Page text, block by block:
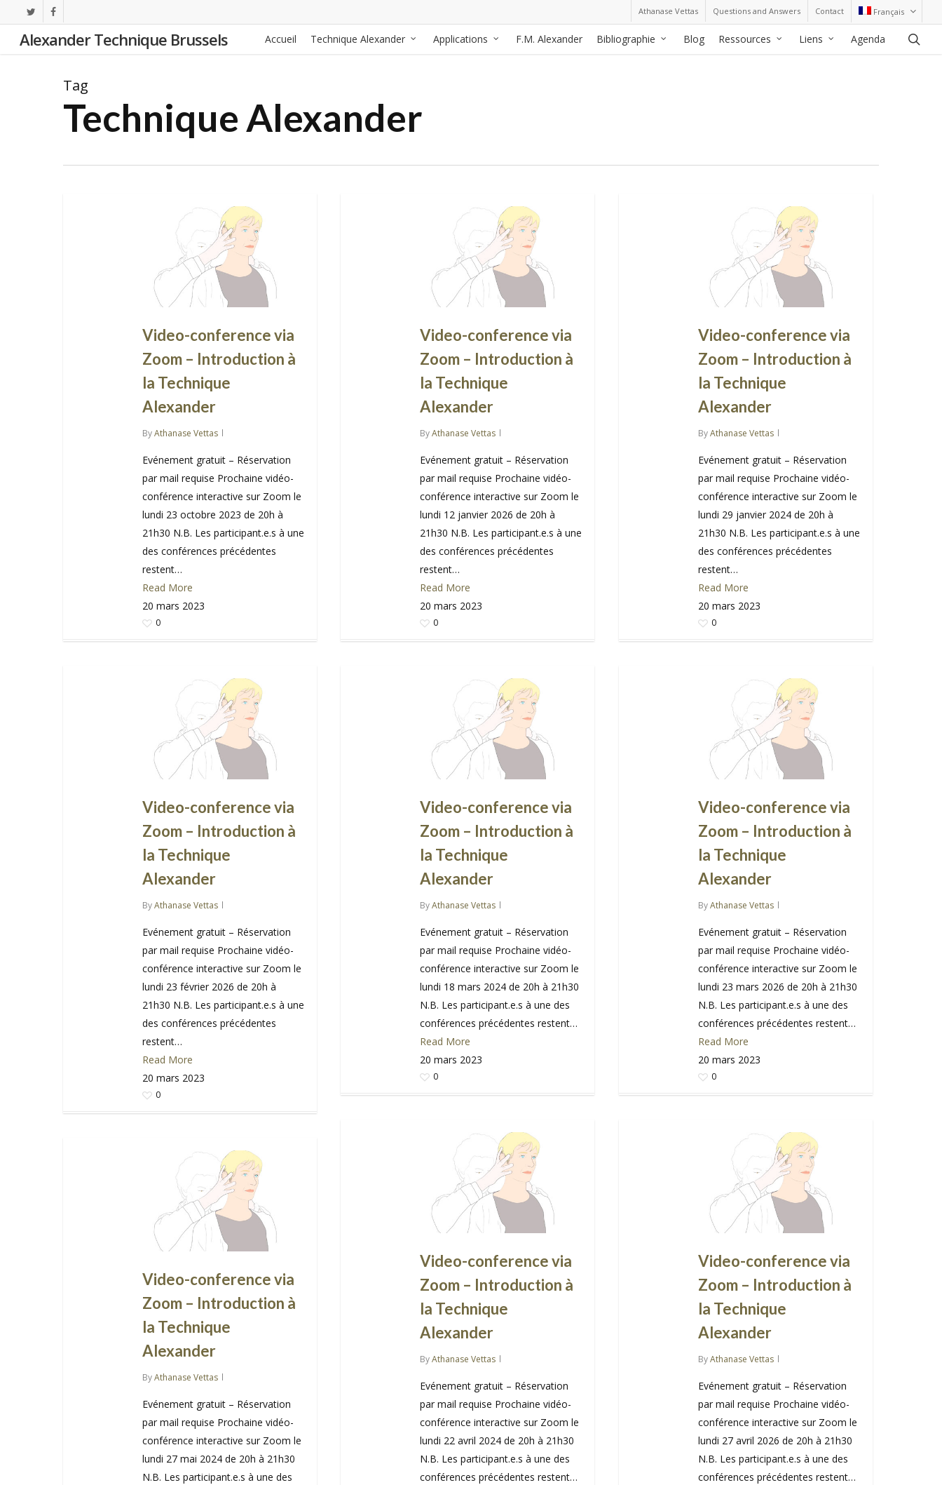
to
main
twitterfacebook Athanase Vettas Questions and Answers Contact Français
Alexander Technique Brussels Accueil Technique Alexander Applications F.M. Alexander Bibliographie Blog Ressources Liens Agenda
Tag
Technique Alexander
Video-conference via
Zoom – Introduction à
la Technique
Alexander
ByAthanase Vettas
Evénement gratuit – Réservation
par mail requise Prochaine vidéo-
conférence interactive sur Zoom le
lundi 23 octobre 2023 de 20h à
21h30 N.B. Les participant.e.s à une
des conférences précédentes
restent…
Read More
20 mars 2023
0
Video-conference via
Zoom – Introduction à
la Technique
Alexander
ByAthanase Vettas
Evénement gratuit – Réservation
par mail requise Prochaine vidéo-
conférence interactive sur Zoom le
lundi 12 janvier 2026 de 20h à
21h30 N.B. Les participant.e.s à une
des conférences précédentes
restent…
Read More
20 mars 2023
0
Video-conference via
Zoom – Introduction à
la Technique
Alexander
ByAthanase Vettas
Evénement gratuit – Réservation
par mail requise Prochaine vidéo-
conférence interactive sur Zoom le
lundi 29 janvier 2024 de 20h à
21h30 N.B. Les participant.e.s à une
des conférences précédentes
restent…
Read More
20 mars 2023
0
Video-conference via
Zoom – Introduction à
la Technique
Alexander
ByAthanase Vettas
Evénement gratuit – Réservation
par mail requise Prochaine vidéo-
conférence interactive sur Zoom le
lundi 23 février 2026 de 20h à
21h30 N.B. Les participant.e.s à une
des conférences précédentes
restent…
Read More
20 mars 2023
0
Video-conference via
Zoom – Introduction à
la Technique
Alexander
ByAthanase Vettas
Evénement gratuit – Réservation
par mail requise Prochaine vidéo-
conférence interactive sur Zoom le
lundi 18 mars 2024 de 20h à 21h30
N.B. Les participant.e.s à une des
conférences précédentes restent…
Read More
20 mars 2023
0
Video-conference via
Zoom – Introduction à
la Technique
Alexander
ByAthanase Vettas
Evénement gratuit – Réservation
par mail requise Prochaine vidéo-
conférence interactive sur Zoom le
lundi 23 mars 2026 de 20h à 21h30
N.B. Les participant.e.s à une des
conférences précédentes restent…
Read More
20 mars 2023
0
Video-conference via
Zoom – Introduction à
la Technique
Alexander
ByAthanase Vettas
Evénement gratuit – Réservation
par mail requise Prochaine vidéo-
conférence interactive sur Zoom le
lundi 22 avril 2024 de 20h à 21h30
N.B. Les participant.e.s à une des
conférences précédentes restent…
Video-conference via
Zoom – Introduction à
la Technique
Alexander
ByAthanase Vettas
Evénement gratuit – Réservation
par mail requise Prochaine vidéo-
conférence interactive sur Zoom le
lundi 27 avril 2026 de 20h à 21h30
N.B. Les participant.e.s à une des
conférences précédentes restent…
Video-conference via
Zoom – Introduction à
la Technique
Alexander
ByAthanase Vettas
Evénement gratuit – Réservation
par mail requise Prochaine vidéo-
conférence interactive sur Zoom le
lundi 27 mai 2024 de 20h à 21h30
N.B. Les participant.e.s à une des